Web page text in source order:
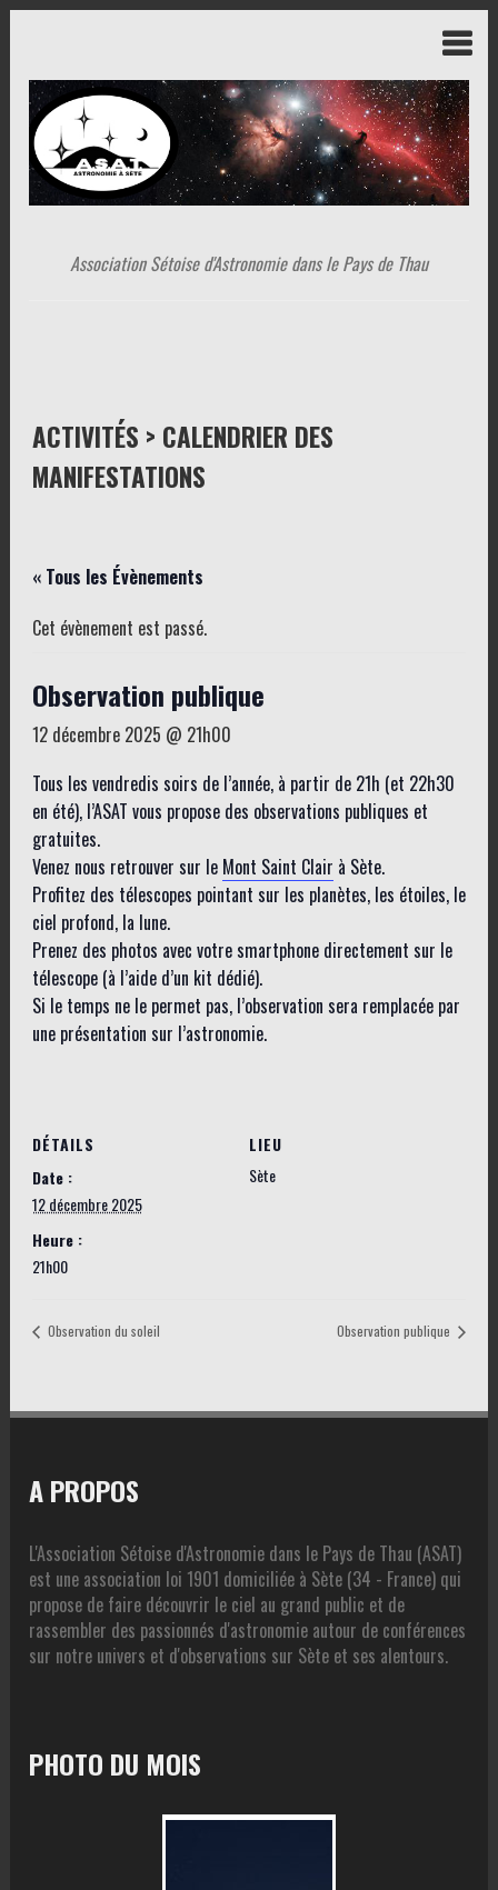
Association Sétoise d'Astronomie dans le Pays de Thau
ACTIVITÉS > CALENDRIER DES
MANIFESTATIONS
« Tous les Évènements
Cet évènement est passé.
Observation publique
12 décembre 2025 @ 21h00
Tous les vendredis soirs de l’année, à partir de 21h (et 22h30
en été), l’ASAT vous propose des observations publiques et
gratuites.
Venez nous retrouver sur le Mont Saint Clair à Sète.
Profitez des télescopes pointant sur les planètes, les étoiles, le
ciel profond, la lune.
Prenez des photos avec votre smartphone directement sur le
télescope (à l’aide d’un kit dédié).
Si le temps ne le permet pas, l’observation sera remplacée par
une présentation sur l’astronomie.
DÉTAILS
Date :
12 décembre 2025
Heure :
21h00
LIEU
Sète
Observation du soleil Observation publique
A PROPOS
L'Association Sétoise d'Astronomie dans le Pays de Thau (ASAT)
est une association loi 1901 domiciliée à Sète (34 - France) qui
propose de faire découvrir le ciel au grand public et de
rassembler des passionnés d'astronomie autour de conférences
sur notre univers et d'observations sur Sète et ses alentours.
PHOTO DU MOIS